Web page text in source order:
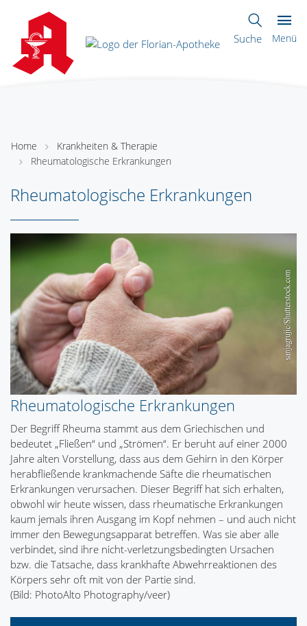
Suche Menü
Home
Krankheiten & Therapie
Rheumatologische Erkrankungen
Rheumatologische Erkrankungen
Rheumatologische Erkrankungen
Der Begriff Rheuma stammt aus dem Griechischen und
bedeutet „Fließen“ und „Strömen“. Er beruht auf einer 2000
Jahre alten Vorstellung, dass aus dem Gehirn in den Körper
herabfließende krankmachende Säfte die rheumatischen
Erkrankungen verursachen. Dieser Begriff hat sich erhalten,
obwohl wir heute wissen, dass rheumatische Erkrankungen
kaum jemals ihren Ausgang im Kopf nehmen – und auch nicht
immer den Bewegungsapparat betreffen. Was sie aber alle
verbindet, sind ihre nicht-verletzungsbedingten Ursachen
bzw. die Tatsache, dass krankhafte Abwehrreaktionen des
Körpers sehr oft mit von der Partie sind.
(Bild: PhotoAlto Photography/veer)